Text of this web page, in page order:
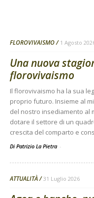
FLOROVIVAISMO 1 Agosto
Una nuova
florovivaismo
Il florovivaismo ha la sua
proprio futuro. Insieme al
del nostro insediamento al
dotare il settore di un
crescita del comparto e
Di Patrizio La Pietra -
ATTUALITÀ 31 Luglio 2026